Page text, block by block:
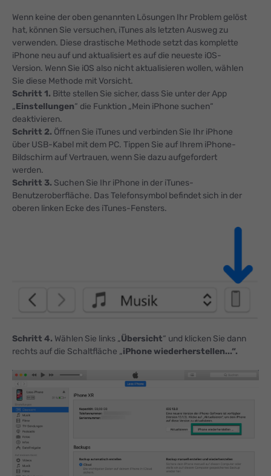
Wenn keine der oben genannten Lösungen Ihr Problem gelöst
hat, können Sie versuchen, iTunes als letzten Ausweg zu
verwenden. Diese drastische Methode setzt das komplette
iPhone neu auf und aktualisiert es auf die neueste iOS-
Version. Wenn Sie iOS also nicht aktualisieren wollen, wählen
Sie diese Methode mit Vorsicht.
Schritt 1. Bitte stellen Sie sicher, dass Sie unter der App
„Einstellungen“ die Funktion „Mein iPhone suchen“
deaktivieren.
Schritt 2. Öffnen Sie iTunes und verbinden Sie Ihr iPhone
über USB-Kabel mit dem PC. Tippen Sie auf Ihrem iPhone-
Bildschirm auf Vertrauen, wenn Sie dazu aufgefordert
werden.
Schritt 3. Suchen Sie Ihr iPhone in der iTunes-
Benutzeroberfläche. Das Telefonsymbol befindet sich in der
oberen linken Ecke des iTunes-Fensters.
Schritt 4. Wählen Sie links „Übersicht“ und klicken Sie dann
rechts auf die Schaltfläche „iPhone wiederherstellen...“.